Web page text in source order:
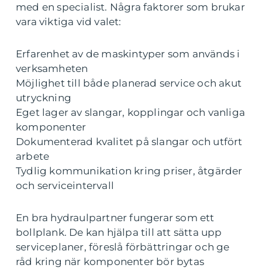
med en specialist. Några faktorer som brukar
vara viktiga vid valet:
Erfarenhet av de maskintyper som används i
verksamheten
Möjlighet till både planerad service och akut
utryckning
Eget lager av slangar, kopplingar och vanliga
komponenter
Dokumenterad kvalitet på slangar och utfört
arbete
Tydlig kommunikation kring priser, åtgärder
och serviceintervall
En bra hydraulpartner fungerar som ett
bollplank. De kan hjälpa till att sätta upp
serviceplaner, föreslå förbättringar och ge
råd kring när komponenter bör bytas